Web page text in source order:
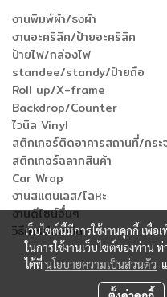
งานพิมพ์ผ้า/ธงผ้า
งานอะคริลิค/ป้ายอะคริลิค
ป้ายไฟ/กล่องไฟ
standee/standy/ป้ายถือ
Roll up/X-frame
Backdrop/Counter
ไวนิล Vinyl
สติกเกอร์ติดอาคารสถานที่/กระ
สติกเกอร์ฉลากสินค้า
Car Wrap
งานสแตนเลส/โลหะ
งานดีไซน์อื่นๆ
วิธีการชำระเงิน
Copyright by
เว็บไซต์นี้มีการใช้งานคุกกี้ เพื่
ในการใช้งานเว็บไซต์ของท่าน
ได้ที่นโยบายความเป็นส่วนตัว